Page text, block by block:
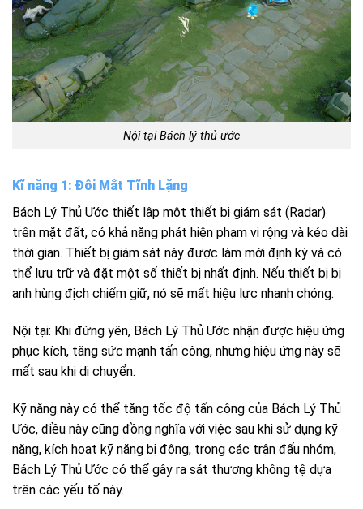
Nội tạiBách lý thủ ước
Kĩ năng 1: Đôi Mắt Tĩnh Lặng
Bách Lý Thủ Ước thiết lập một thiết bị giám sát (Radar)
trên mặt đất, có khả năng phát hiện phạm vi rộng và kéo dài
thời gian. Thiết bị giám sát này được làm mới định kỳ và có
thể lưu trữ và đặt một số thiết bị nhất định. Nếu thiết bị bị
anh hùng địch chiếm giữ, nó sẽ mất hiệu lực nhanh chóng.
Nội tại: Khi đứng yên, Bách Lý Thủ Ước nhận được hiệu ứng
phục kích, tăng sức mạnh tấn công, nhưng hiệu ứng này sẽ
mất sau khi di chuyển.
Kỹ năng này có thể tăng tốc độ tấn công của Bách Lý Thủ
Ước, điều này cũng đồng nghĩa với việc sau khi sử dụng kỹ
năng, kích hoạt kỹ năng bị động, trong các trận đấu nhóm,
Bách Lý Thủ Ước có thể gây ra sát thương không tệ dựa
trên các yếu tố này.